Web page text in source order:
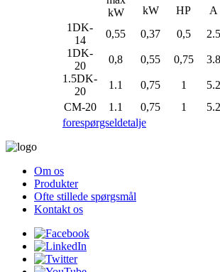
kW
kW HP A
1DK-
14
0,55 0,37 0,5 2.5
1DK-
20
0,8 0,55 0,75 3.8
1.5DK-
20
1.1 0,75 1 5.2
CM-20
1.1 0,75 1 5.2
forespørgseldetalje
Om os
Produkter
Ofte stillede spørgsmål
Kontakt os